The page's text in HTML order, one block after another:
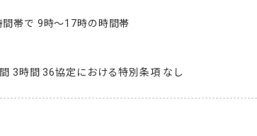
間帯で 9時〜17時の時間帯
3時間 36協定における特別条項 なし